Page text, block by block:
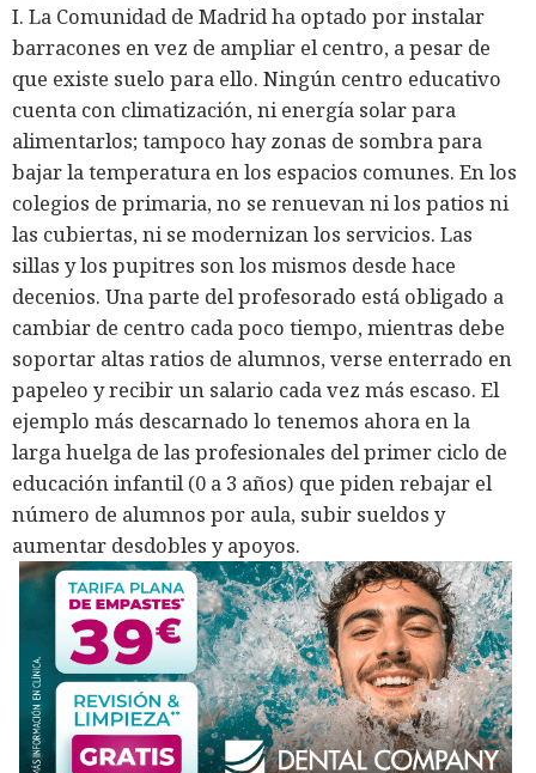
I. La Comunidad de Madrid ha optado por instalar
barracones en vez de ampliar el centro, a pesar de
que existe suelo para ello. Ningún centro educativo
cuenta con climatización, ni energía solar para
alimentarlos; tampoco hay zonas de sombra para
bajar la temperatura en los espacios comunes. En los
colegios de primaria, no se renuevan ni los patios ni
las cubiertas, ni se modernizan los servicios. Las
sillas y los pupitres son los mismos desde hace
decenios. Una parte del profesorado está obligado a
cambiar de centro cada poco tiempo, mientras debe
soportar altas ratios de alumnos, verse enterrado en
papeleo y recibir un salario cada vez más escaso. El
ejemplo más descarnado lo tenemos ahora en la
larga huelga de las profesionales del primer ciclo de
educación infantil (0 a 3 años) que piden rebajar el
número de alumnos por aula, subir sueldos y
aumentar desdobles y apoyos.